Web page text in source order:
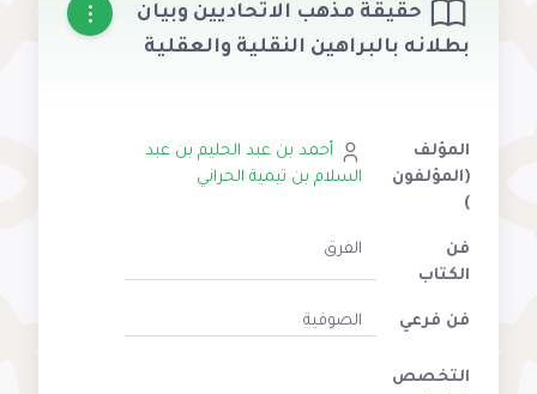
حقيقة مذهب الاتحاديين وبيان
بطلانه بالبراهين النقلية والعقلية
المؤلف
(المؤلفون
)
أحمد بن عبد الحليم بن عبد
السلام بن تيمية الحراني
فن
الكتاب
الفرق
فن فرعي الصوفية
التخصص